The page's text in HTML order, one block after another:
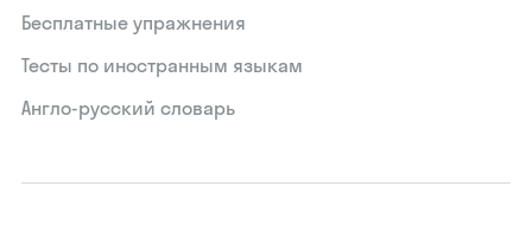
Бесплатные упражнения
Тесты по иностранным языкам
Англо-русский словарь